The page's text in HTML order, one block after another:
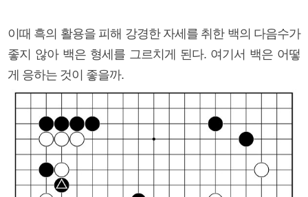
이때 흑의 활용을 피해 강경한 자세를 취한 백의 다음수가
좋지 않아 백은 형세를 그르치게 된다. 여기서 백은 어떻
게 응하는 것이 좋을까.